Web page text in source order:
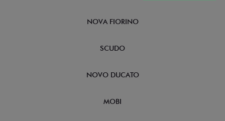
NOVA FIORINO
SCUDO
NOVO DUCATO
MOBI